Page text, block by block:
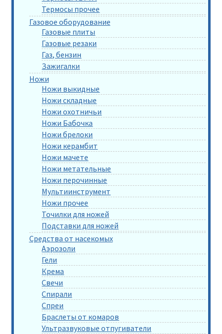
Термосы прочее
Газовое оборудование
Газовые плиты
Газовые резаки
Газ, бензин
Зажигалки
Ножи
Ножи выкидные
Ножи складные
Ножи охотничьи
Ножи Бабочка
Ножи брелоки
Ножи керамбит
Ножи мачете
Ножи метательные
Ножи перочинные
Мультиинструмент
Ножи прочее
Точилки для ножей
Подставки для ножей
Средства от насекомых
Аэрозоли
Гели
Крема
Свечи
Спирали
Спреи
Браслеты от комаров
Ультразвуковые отпугиватели